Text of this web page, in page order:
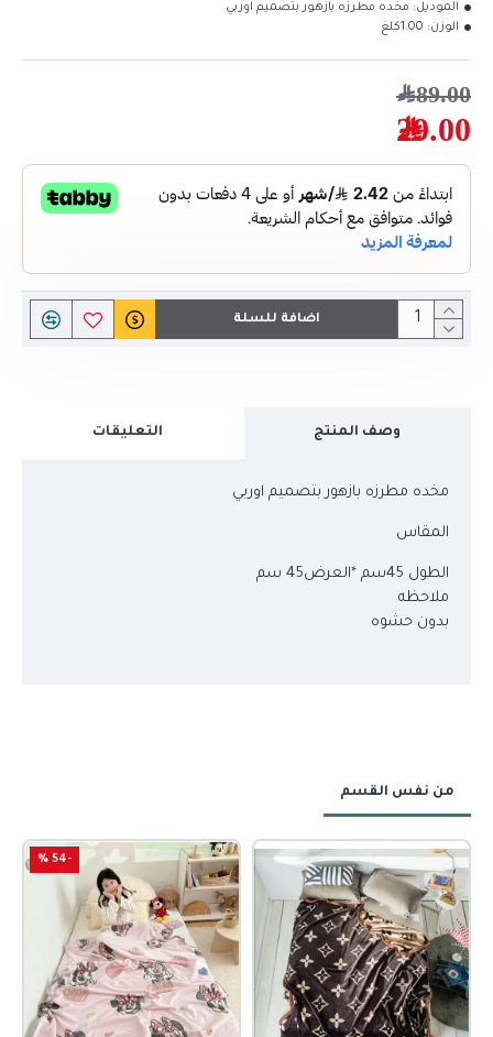
29.00﷼
89.00﷼
الموديل: مخده مطرزه بازهور بتصميم اوربي
الوزن: 1.00كلغ
اضافة للسلة
وصف المنتج التعليقات
مخده مطرزه بازهور بتصميم اوربي
المقاس
الطول 45سم *العرض45 سم
ملاحظه
بدون حشوه
من نفس القسم
-54 %